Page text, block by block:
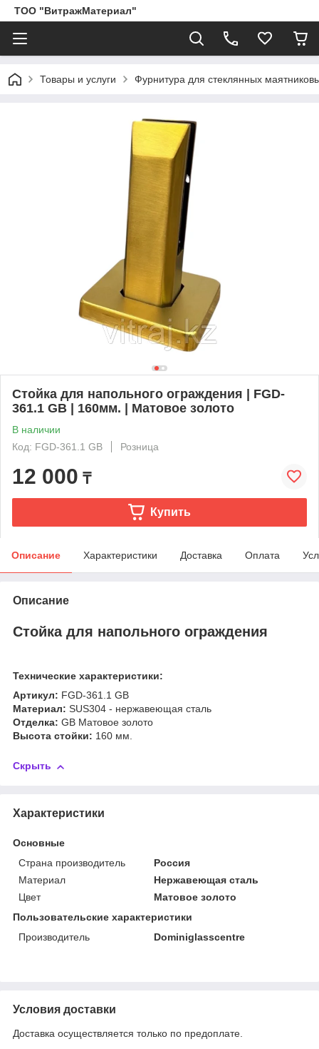
ТОО "ВитражМатериал"
Товары и услуги Фурнитура для стеклянных
Стойка для напольного ограждения | FGD-
361.1 GB | 160мм. | Матовое золото
В наличии
Код: FGD-361.1 GB
Розница
12 000 ₸
Купить
Описание Характеристики Доставка Оплата
Описание
Стойка для напольного ограждения
Технические характеристики:
Артикул: FGD-361.1 GB
Материал: SUS304 - нержавеющая сталь
Отделка: GB Матовое золото​​​​​​​
Высота стойки: 160 мм.
Скрыть
Характеристики
Основные
Страна производитель
Россия
Материал
Нержавеющая сталь
Цвет
Матовое золото
Пользовательские характеристики
Производитель
Dominiglasscentre
Условия доставки
Доставка осуществляется только по предоплате.